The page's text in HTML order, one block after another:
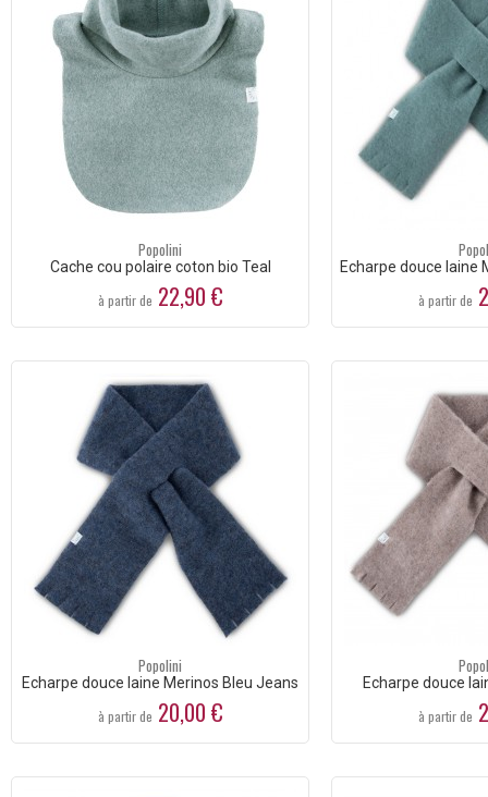
Popolini
Cache cou polaire coton bio Teal
à partir de 22,90 €
Echarpe douce laine
à partir de
Popolini
Echarpe douce laine Merinos Bleu Jeans
à partir de 20,00 €
Echarpe douce
à partir de